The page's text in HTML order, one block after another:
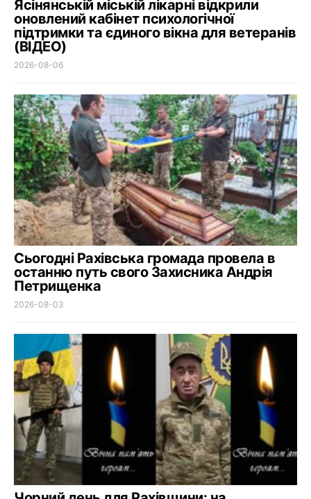
Ясінянській міській лікарні відкрили
оновлений кабінет психологічної
підтримки та єдиного вікна для ветеранів
(ВІДЕО)
2026-08-06
Сьогодні Рахівська громада провела в
останню путь свого Захисника Андрія
Петрищенка
2026-08-03